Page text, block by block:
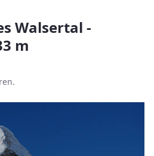
Walsertal -
m